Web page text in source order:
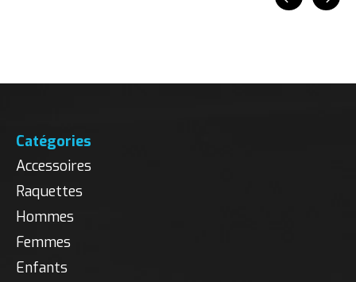
Catégories
Accessoires
Raquettes
Hommes
Femmes
Enfants